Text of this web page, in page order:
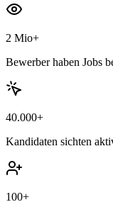
2 Mio+
Bewerber haben Jobs
40.000+
Kandidaten sichten
100+